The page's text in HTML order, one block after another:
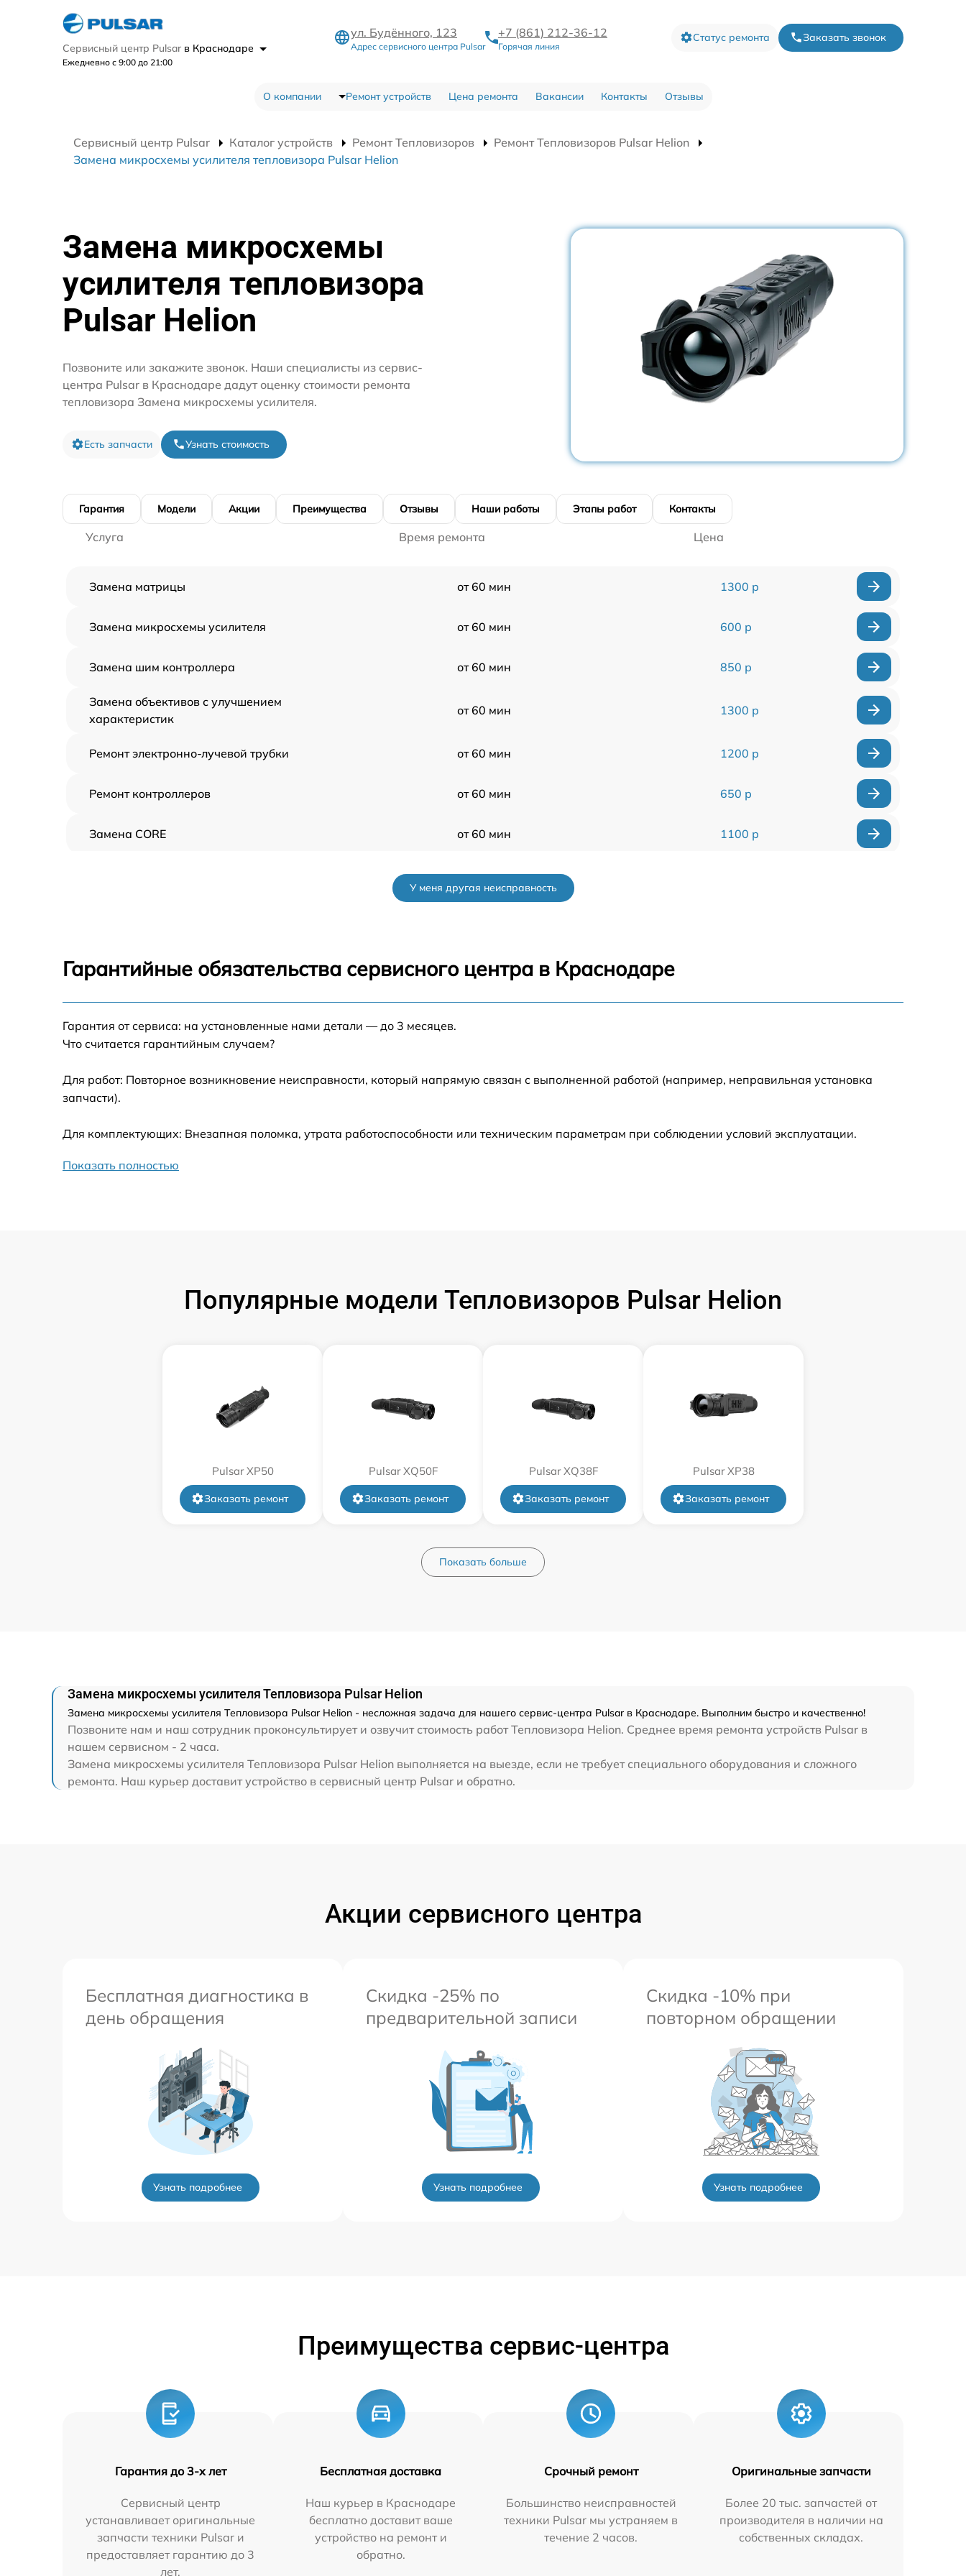
Сервисный центр Pulsar в Краснодаре
Ежедневно с 9:00 до 21:00
ул. Будённого, 123
Адрес сервисного центра Pulsar
+7 (861) 212-36-12
Горячая линия
Статус ремонта Заказать звонок
О компании Ремонт устройств Цена ремонта Вакансии Контакты Отзывы
Сервисный центр Pulsar Каталог устройств Ремонт Тепловизоров
Ремонт Тепловизоров Pulsar Helion
Замена микросхемы усилителя тепловизора Pulsar Helion
Замена микросхемы
усилителя тепловизора
Pulsar Helion
Позвоните или закажите звонок. Наши специалисты из сервис-
центра Pulsar в Краснодаре дадут оценку стоимости ремонта
тепловизора Замена микросхемы усилителя.
Есть запчасти Узнать стоимость
Гарантия Модели Акции Преимущества Отзывы Наши работы Этапы работ Контакты
Услуга Время ремонта Цена
Замена матрицы от 60 мин 1300 р
Замена микросхемы усилителя от 60 мин 600 р
Замена шим контроллера от 60 мин 850 р
Замена объективов с улучшением
характеристик
от 60 мин 1300 р
Ремонт электронно-лучевой трубки от 60 мин 1200 р
Ремонт контроллеров от 60 мин 650 р
Замена CORE от 60 мин 1100 р
от 60 мин
Ремонт встроенного дальнометра и
других устройств
Замена микросхемы логики от 60 мин 450 р
Ремонт цепи питания
Прошивка (Обновление ПО) 450 р
Восстановление после попадания влаги от 60 мин 850 р
от 60 мин
У меня другая неисправность
Гарантийные обязательства сервисного центра в Краснодаре
Гарантия от сервиса: на установленные нами детали — до 3 месяцев.
Что считается гарантийным случаем?
Для работ: Повторное возникновение неисправности, который напрямую связан с выполненной работой (например, неправильная установка
запчасти).
Для комплектующих: Внезапная поломка, утрата работоспособности или техническим параметрам при соблюдении условий эксплуатации.
Показать полностью
Популярные модели Тепловизоров Pulsar Helion
Pulsar XP50
Заказать ремонт
Pulsar XQ50F
Заказать ремонт
Pulsar XQ38F
Заказать ремонт
Pulsar XP38
Заказать ремонт
Показать больше
Замена микросхемы усилителя Тепловизора Pulsar Helion
Замена микросхемы усилителя Тепловизора Pulsar Helion - несложная задача для нашего сервис-центра Pulsar в Краснодаре. Выполним быстро и качественно!
Позвоните нам и наш сотрудник проконсультирует и озвучит стоимость работ Тепловизора Helion. Среднее время ремонта устройств Pulsar в
нашем сервисном - 2 часа.
Замена микросхемы усилителя Тепловизора Pulsar Helion выполняется на выезде, если не требует специального оборудования и сложного
ремонта. Наш курьер доставит устройство в сервисный центр Pulsar и обратно.
Акции сервисного центра
Бесплатная диагностика в
день обращения
Узнать подробнее
Скидка -25% по
предварительной записи
Узнать подробнее
Скидка -10% при
повторном обращении
Узнать подробнее
Преимущества сервис-центра
Гарантия до 3-х лет
Сервисный центр
устанавливает оригинальные
запчасти техники Pulsar и
предоставляет гарантию до 3
лет.
Бесплатная доставка
Наш курьер в Краснодаре
бесплатно доставит ваше
устройство на ремонт и
обратно.
Срочный ремонт
Большинство неисправностей
техники Pulsar мы устраняем в
течение 2 часов.
Оригинальные запчасти
Более 20 тыс. запчастей от
производителя в наличии на
собственных складах.